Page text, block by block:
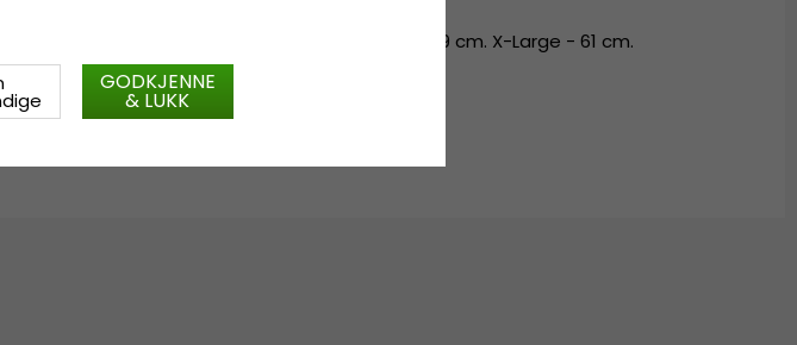
Medium - 57 cm. Large - 59 cm. X-Large - 61 cm.
GODKJENNE
& LUKK